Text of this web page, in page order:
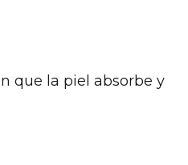
que la piel absorbe y